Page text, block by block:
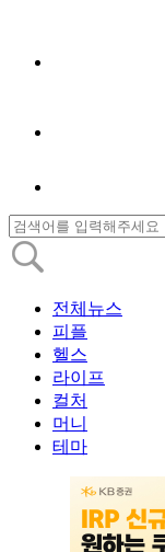
전체뉴스
피플
헬스
라이프
컬처
머니
테마